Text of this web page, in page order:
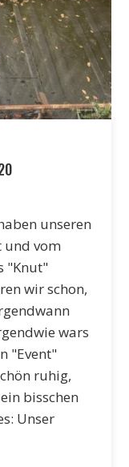
unseren
und vom
"Knut"
wir schon,
wars
"Event"
ruhig,
bisschen
Unser